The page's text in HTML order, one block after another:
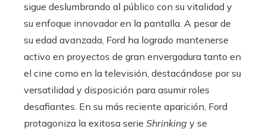
sigue deslumbrando al público con su vitalidad y
su enfoque innovador en la pantalla. A pesar de
su edad avanzada, Ford ha logrado mantenerse
activo en proyectos de gran envergadura tanto en
el cine como en la televisión, destacándose por su
versatilidad y disposición para asumir roles
desafiantes. En su más reciente aparición, Ford
protagoniza la exitosa serie Shrinking y se